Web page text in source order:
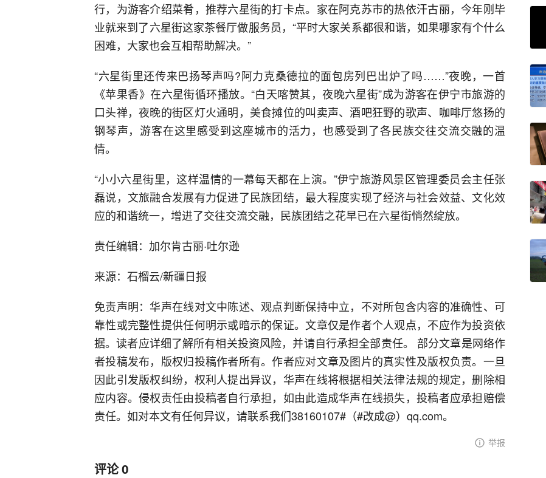
行，为游客介绍菜肴，推荐六星街的打卡点。家在阿克苏市的热依汗古丽，今年刚毕
业就来到了六星街这家茶餐厅做服务员，“平时大家关系都很和谐，如果哪家有个什么
困难，大家也会互相帮助解决。”
“六星街里还传来巴扬琴声吗?阿力克桑德拉的面包房列巴出炉了吗……”夜晚，一首
《苹果香》在六星街循环播放。“白天喀赞其，夜晚六星街”成为游客在伊宁市旅游的
口头禅，夜晚的街区灯火通明，美食摊位的叫卖声、酒吧狂野的歌声、咖啡厅悠扬的
钢琴声，游客在这里感受到这座城市的活力，也感受到了各民族交往交流交融的温
情。
“小小六星街里，这样温情的一幕每天都在上演。”伊宁旅游风景区管理委员会主任张
磊说，文旅融合发展有力促进了民族团结，最大程度实现了经济与社会效益、文化效
应的和谐统一，增进了交往交流交融，民族团结之花早已在六星街悄然绽放。
责任编辑：加尔肯古丽·吐尔逊
来源：石榴云/新疆日报
免责声明：华声在线对文中陈述、观点判断保持中立，不对所包含内容的准确性、可
靠性或完整性提供任何明示或暗示的保证。文章仅是作者个人观点，不应作为投资依
据。读者应详细了解所有相关投资风险，并请自行承担全部责任。 部分文章是网络作
者投稿发布，版权归投稿作者所有。作者应对文章及图片的真实性及版权负责。一旦
因此引发版权纠纷，权利人提出异议，华声在线将根据相关法律法规的规定，删除相
应内容。侵权责任由投稿者自行承担，如由此造成华声在线损失，投稿者应承担赔偿
责任。如对本文有任何异议，请联系我们38160107#（#改成@）qq.com。
举报
评论0